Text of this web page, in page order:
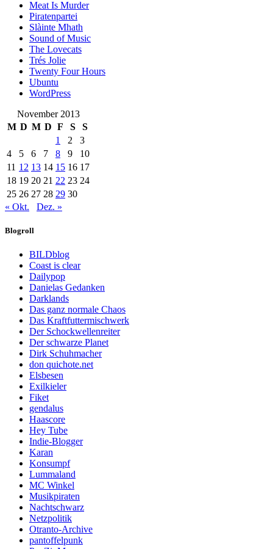
Meat Is Murder
Piratenpartei
Slàinte Mhath
Sound of Music
The Lovecats
Trés Jolie
Twenty Four Hours
Ubuntu
WordPress
November 2013
M D M D F S
S
1
2
3
4
5 6 7 8 9
10
11 12 13 14 15 16 17
18 19 20 21 22 23 24
25 26 27 28 29 30
« Okt.
Dez. »
Blogroll
BILDblog
Coast is clear
Dailypop
Danielas Gedanken
Darklands
Das ganz normale Chaos
Das Kraftfuttermischwerk
Der Schockwellenreiter
Der schwarze Planet
Dirk Schuhmacher
don quichote.net
Elsbesen
Exilkieler
Fiket
gendalus
Haascore
Hey Tube
Indie-Blogger
Karan
Konsumpf
Lummaland
MC Winkel
Musikpiraten
Nachtschwarz
Netzpolitik
Otranto-Archive
pantoffelpunk